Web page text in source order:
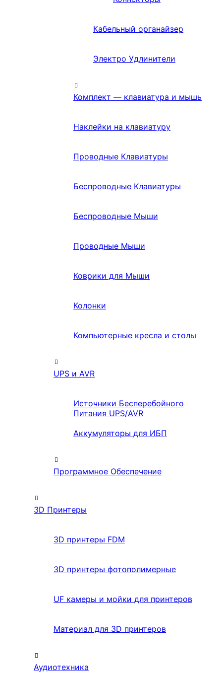
Кабельный органайзер
Электро Удлинители
Комплект — клавиатура и мышь
Наклейки на клавиатуру
Проводные Клавиатуры
Беспроводные Клавиатуры
Беспроводные Мыши
Проводные Мыши
Коврики для Мыши
Колонки
Компьютерные кресла и столы
UPS и AVR
Источники Бесперебойного
Питания UPS/AVR
Аккумуляторы для ИБП
Программное Обеспечение
3D Принтеры
3D принтеры FDM
3D принтеры фотополимерные
UF камеры и мойки для принтеров
Материал для 3D принтеров
Аудиотехника